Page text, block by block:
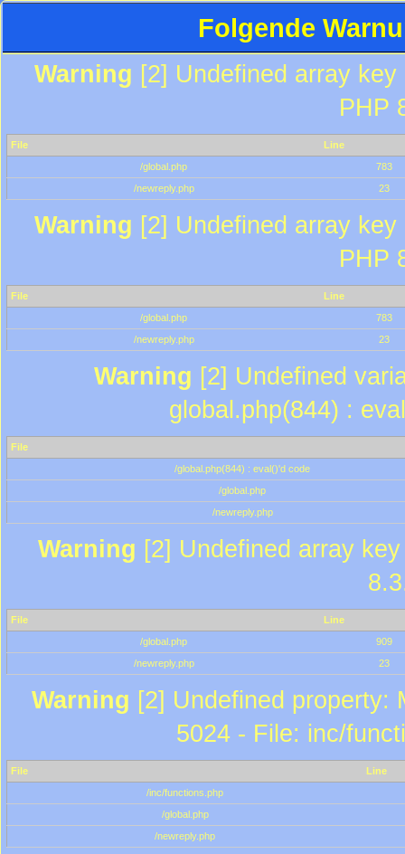
Folgende
Warning [2] Undefined array
PHP
File
Line
/global.php
783
/newreply.php
23
Warning [2] Undefined array
PHP
File
Line
/global.php
783
/newreply.php
23
Warning [2] Undefined
global.php(844) :
File
/global.php(844) : eval()'d code
/global.php
/newreply.php
Warning [2] Undefined array
File
Line
/global.php
909
/newreply.php
23
Warning [2] Undefined property:
5024 - File: inc/
File
Line
/inc/functions.php
/global.php
/newreply.php